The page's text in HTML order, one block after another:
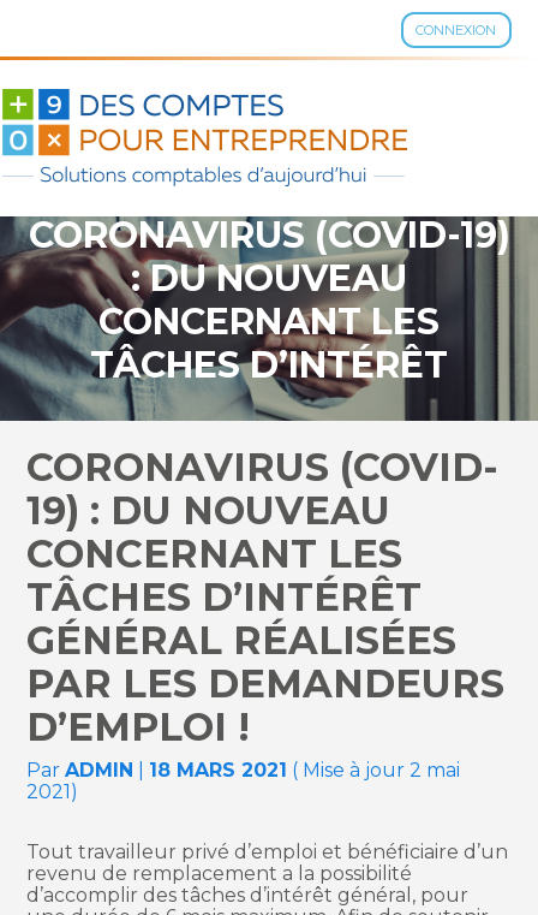
CONNEXION
Aller
contenu
CORONAVIRUS (COVID-19)
: DU NOUVEAU
CONCERNANT LES
TÂCHES D’INTÉRÊT
GÉNÉRAL RÉALISÉES PAR
LES DEMANDEURS
D’EMPLOI !
CORONAVIRUS (COVID-
19) : DU NOUVEAU
CONCERNANT LES
TÂCHES D’INTÉRÊT
GÉNÉRAL RÉALISÉES
PAR LES DEMANDEURS
D’EMPLOI !
ParADMIN 18 MARS 2021 ( Mise à jour 2 mai
2021)
Tout travailleur privé d’emploi et bénéficiaire d’un
revenu de remplacement a la possibilité
d’accomplir des tâches d’intérêt général, pour